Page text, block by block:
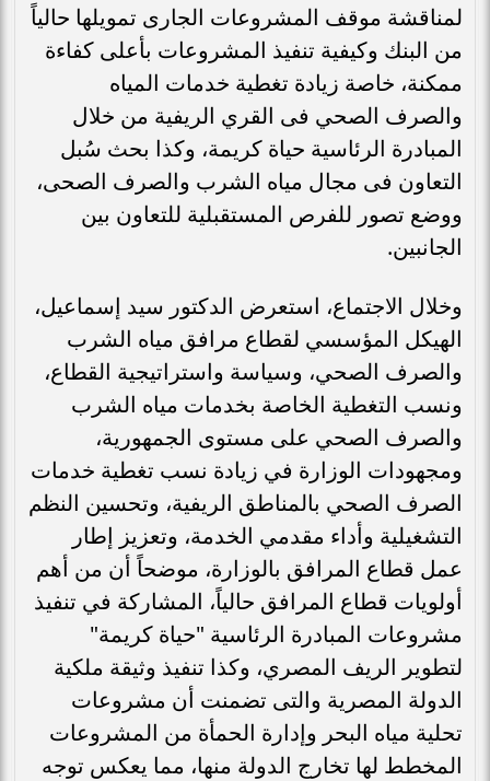
لمناقشة موقف المشروعات الجارى تمويلها حالياً
من البنك وكيفية تنفيذ المشروعات بأعلى كفاءة
ممكنة، خاصة زيادة تغطية خدمات المياه
والصرف الصحي فى القري الريفية من خلال
المبادرة الرئاسية حياة كريمة، وكذا بحث سُبل
التعاون فى مجال مياه الشرب والصرف الصحى،
ووضع تصور للفرص المستقبلية للتعاون بين
الجانبين.
وخلال الاجتماع، استعرض الدكتور سيد إسماعيل،
الهيكل المؤسسي لقطاع مرافق مياه الشرب
والصرف الصحي، وسياسة واستراتيجية القطاع،
ونسب التغطية الخاصة بخدمات مياه الشرب
والصرف الصحي على مستوى الجمهورية،
ومجهودات الوزارة في زيادة نسب تغطية خدمات
الصرف الصحي بالمناطق الريفية، وتحسين النظم
التشغيلية وأداء مقدمي الخدمة، وتعزيز إطار
عمل قطاع المرافق بالوزارة، موضحاً أن من أهم
أولويات قطاع المرافق حالياً، المشاركة في تنفيذ
مشروعات المبادرة الرئاسية "حياة كريمة"
لتطوير الريف المصري، وكذا تنفيذ وثيقة ملكية
الدولة المصرية والتى تضمنت أن مشروعات
تحلية مياه البحر وإدارة الحمأة من المشروعات
المخطط لها تخارج الدولة منها، مما يعكس توجه